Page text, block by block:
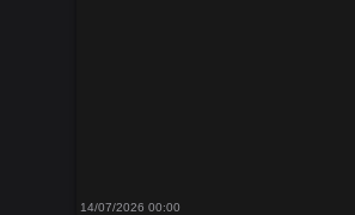
14/07/2026 00:00